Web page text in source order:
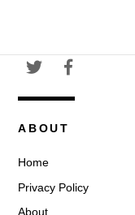
ABOUT
Home
Privacy Policy
About